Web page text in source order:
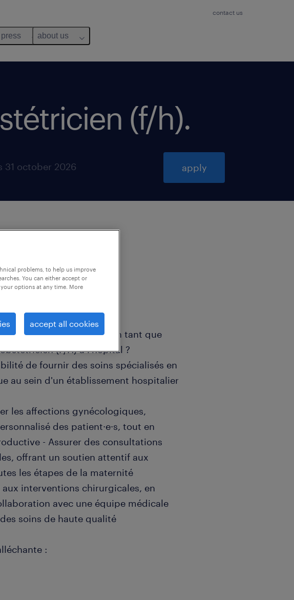
contact us
about us
(f/h).
31 october 2026 apply
des patientes en tant que
(F/H) à l'hôpital ?
de fournir des soins spécialisés en
au sein d'un établissement hospitalier
les affections gynécologiques,
des patient·e·s, tout en
- Assurer des consultations
offrant un soutien attentif aux
les étapes de la maternité
interventions chirurgicales, en
avec une équipe médicale
soins de haute qualité
:
problems, to help us improve
You can either accept or
options at any time. More
accept all cookies